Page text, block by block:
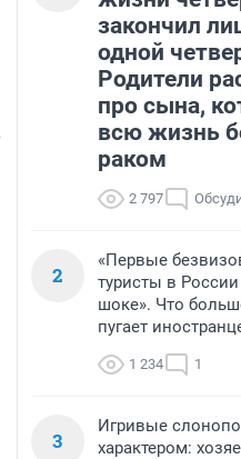
закончил
одной
Родители
про сына,
всю жизнь
раком
2 797
2
«Первые
туристы в
шоке». Что
пугает
1 234 1
3
Игривые
характером: